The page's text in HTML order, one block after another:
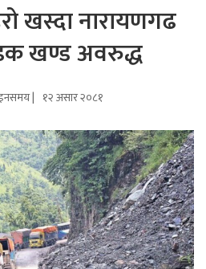
खस्दा नारायणगढ
खण्ड अवरुद्ध
| १२ असार २०८१